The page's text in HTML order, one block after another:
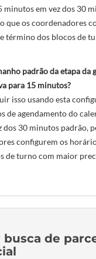
minutos em vez dos 30
que os coordenadores
término dos blocos de
padrão da etapa da
para 15 minutos?
isso usando esta
de agendamento do
dos 30 minutos padrão,
configurem os
de turno com maior
busca de